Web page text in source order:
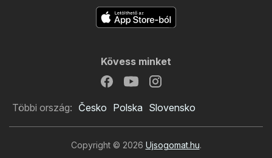
Kövess minket
Többi ország: Česko Polska Slovensko
Copyright © 2026 Ujsogomat.hu.